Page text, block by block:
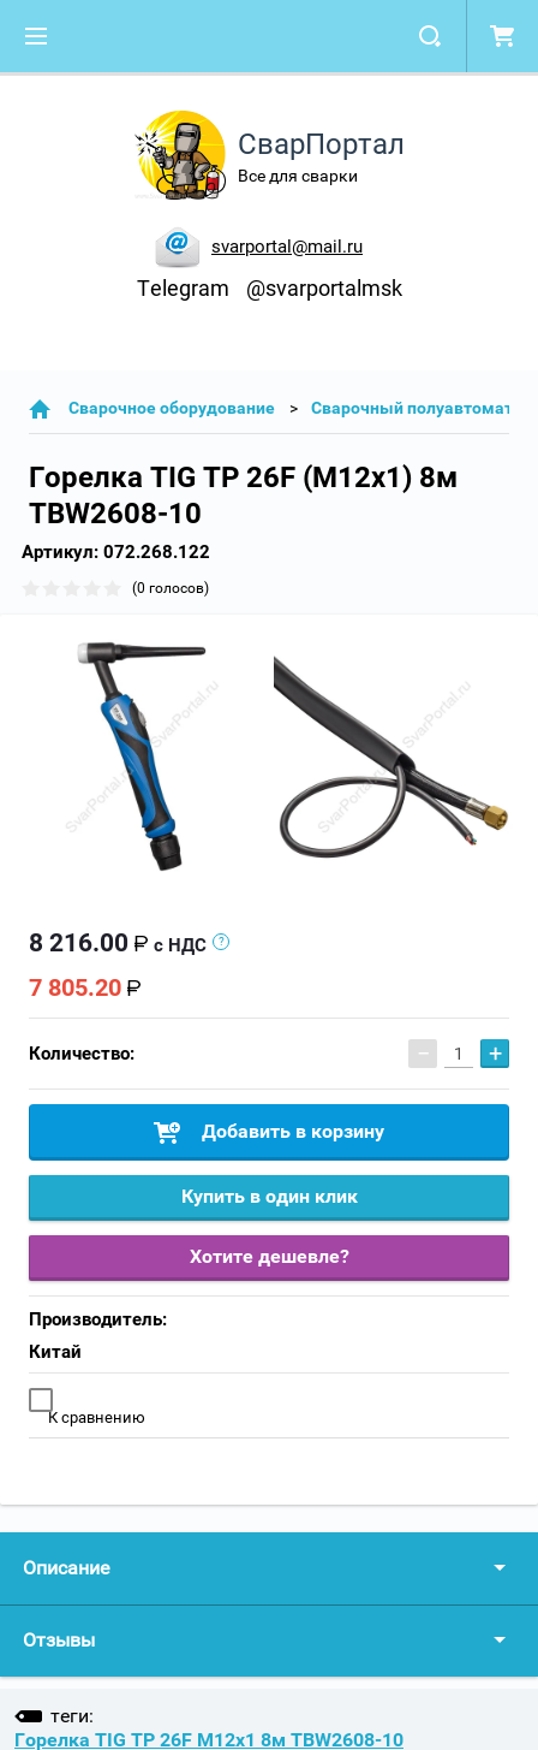
СварПортал
Все для сварки
svarportal@mail.ru
Telegram @svarportalmsk
Cварочное оборудование Сварочный полуавтомат
Горелка TIG TP 26F (М12x1) 8м
TBW2608-10
Артикул: 072.268.122
(0 голосов)
8 216.00 с НДС
7 805.20
Количество: − +
Добавить в корзину
Купить в один клик
Хотите дешевле?
Производитель:
Китай
К сравнению
Описание
Отзывы
теги:
Горелка TIG TP 26F М12x1 8м TBW2608-10